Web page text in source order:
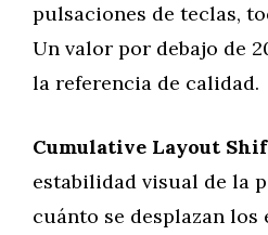
pulsaciones de teclas,
Un valor por debajo de
la referencia de calidad.
Cumulative Layout
estabilidad visual de la
cuánto se desplazan